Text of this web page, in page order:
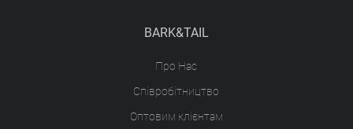
BARK&TAIL
Про Нас
Співробітництво
Оптовим клієнтам